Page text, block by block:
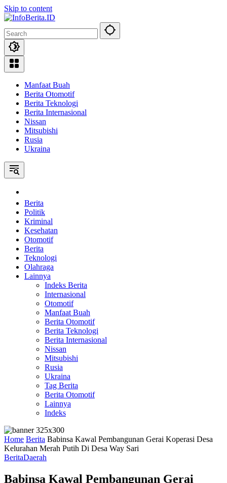
Skip to content
Manfaat Buah
Berita Otomotif
Berita Teknologi
Berita Internasional
Nissan
Mitsubishi
Rusia
Ukraina
Berita
Politik
Kriminal
Kesehatan
Otomotif
Berita
Teknologi
Olahraga
Lainnya
Indeks Berita
Internasional
Otomotif
Manfaat Buah
Berita Otomotif
Berita Teknologi
Berita Internasional
Nissan
Mitsubishi
Rusia
Ukraina
Tag Berita
Berita Otomotif
Lainnya
Indeks
Home Berita Babinsa Kawal Pembangunan Gerai Koperasi Desa
Kelurahan Merah Putih Di Desa Way Sari
BeritaDaerah
Babinsa Kawal Pembangunan Gerai